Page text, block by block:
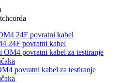
24F povratni kabel
povratni kabel za testiranje